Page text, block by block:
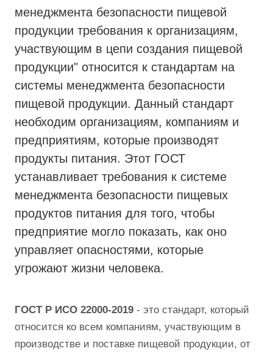
менеджмента безопасности пищевой
продукции требования к организациям,
участвующим в цепи создания пищевой
продукции" относится к стандартам на
системы менеджмента безопасности
пищевой продукции. Данный стандарт
необходим организациям, компаниям и
предприятиям, которые производят
продукты питания. Этот ГОСТ
устанавливает требования к системе
менеджмента безопасности пищевых
продуктов питания для того, чтобы
предприятие могло показать, как оно
управляет опасностями, которые
угрожают жизни человека.
ГОСТ Р ИСО 22000-2019 - это стандарт, который
относится ко всем компаниям, участвующим в
производстве и поставке пищевой продукции, от